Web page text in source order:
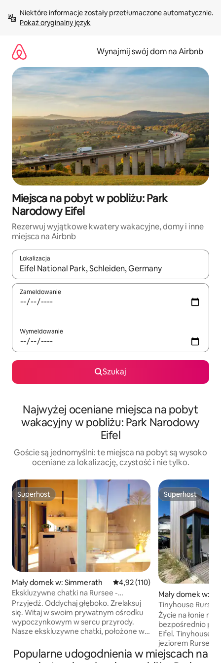
treści Pokaż oryginalny język
Wynajmij swój dom na Airbnb
Miejsca na pobyt w pobliżu: Park
Narodowy Eifel
Rezerwuj wyjątkowe kwatery wakacyjne, domy i inne
miejsca na Airbnb
Lokalizacja
Gdy wyniki będą dostępne, możesz poruszać się po nich za
Zameldowanie
Wymeldowanie
Szukaj
Najwyżej oceniane miejsca na pobyt
wakacyjny w pobliżu: Park Narodowy
Eifel
Goście są jednomyślni: te miejsca na pobyt są wysoko
oceniane za lokalizację, czystość i nie tylko.
Superhost
Superhost
Mały domek w: Simmerath Średnia ocena: 4,92 na 5, liczba
4,92 (110)
Ekskluzywne chatki na Rursee -
mlab.relax Eifel
Przyjedź. Oddychaj głęboko. Zrelaksuj
się. Witaj w swoim prywatnym ośrodku
wypoczynkowym w sercu przyrody.
Nasze ekskluzywne chatki, położone w
zaledwie 600 metrów od lśniącego
jeziora Rursee, zachęcają do
Superhost
Superhost
Mały domek w:
Tinyhouse
z pobytu
Życie na łonie
bezpośrednio
Eifel. Tinyhouse
jeziorem
znajdują się tuż
Popularne udogodnienia w miejscach na